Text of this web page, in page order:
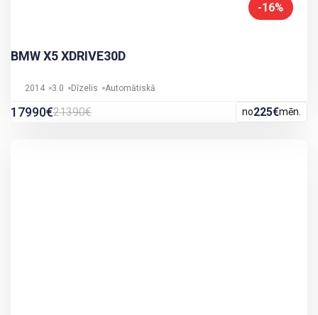
-16%
BMW X5 XDRIVE30D
2014 3.0 Dīzelis Automātiskā
17990€21390€ no225€mēn.